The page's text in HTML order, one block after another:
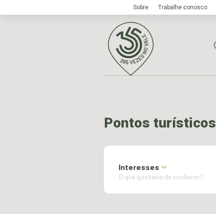
Sobre Trabalhe conosco
Pontos turísticos
Interesses